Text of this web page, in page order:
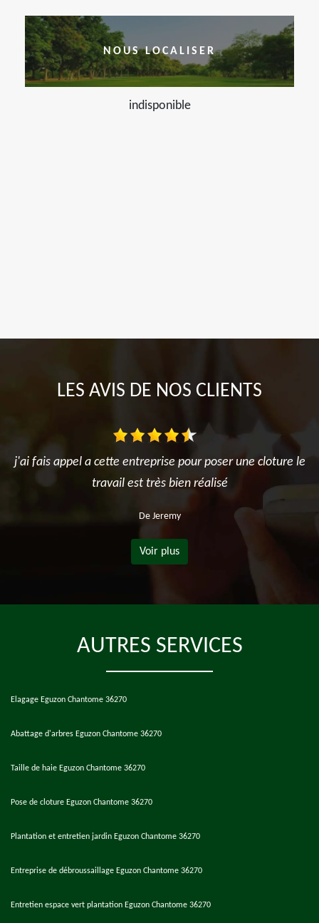
NOUS LOCALISER
indisponible
LES AVIS DE NOS CLIENTS
j'ai fais appel a cette entreprise pour poser une cloture le
travail est très bien réalisé
De Jeremy
Voir plus
AUTRES SERVICES
Elagage Eguzon Chantome 36270
Abattage d'arbres Eguzon Chantome 36270
Taille de haie Eguzon Chantome 36270
Pose de cloture Eguzon Chantome 36270
Plantation et entretien jardin Eguzon Chantome 36270
Entreprise de débroussaillage Eguzon Chantome 36270
Entretien espace vert plantation Eguzon Chantome 36270